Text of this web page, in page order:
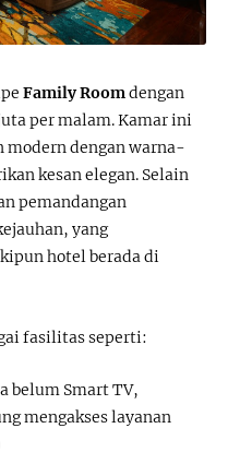
Family Roomdengan
per malam. Kamar ini
modern dengan warna-
kesan elegan. Selain
pemandangan
yang
hotel berada di
fasilitas seperti:
belum Smart TV,
mengakses layanan